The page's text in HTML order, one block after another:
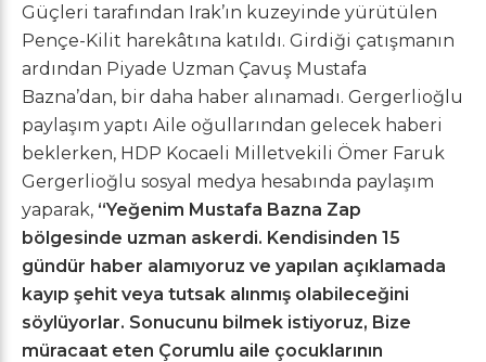
Güçleri tarafından Irak’ın kuzeyinde yürütülen
Pençe-Kilit harekâtına katıldı. Girdiği çatışmanın
ardından Piyade Uzman Çavuş Mustafa
Bazna’dan, bir daha haber alınamadı. Gergerlioğlu
paylaşım yaptı Aile oğullarından gelecek haberi
beklerken, HDP Kocaeli Milletvekili Ömer Faruk
Gergerlioğlu sosyal medya hesabında paylaşım
yaparak, “Yeğenim Mustafa Bazna Zap
bölgesinde uzman askerdi. Kendisinden 15
gündür haber alamıyoruz ve yapılan açıklamada
kayıp şehit veya tutsak alınmış olabileceğini
söylüyorlar. Sonucunu bilmek istiyoruz, Bize
müracaat eten Çorumlu aile çocuklarının